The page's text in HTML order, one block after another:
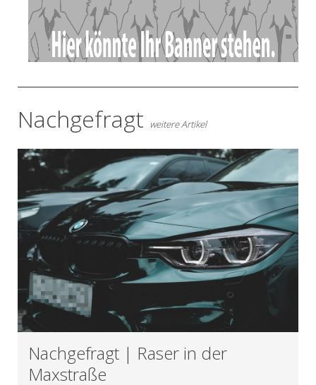
Nachgefragt weitere Artikel
Nachgefragt | Raser in der
Maxstraße